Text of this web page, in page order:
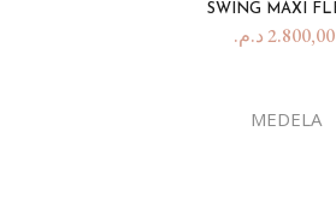
SWING MAXI
2.800,00د.م.
MEDELA